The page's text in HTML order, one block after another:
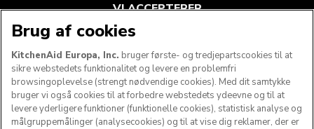
VI ACCEPTERER
FØLG OS
Brug af cookies
KitchenAid Europa, Inc. bruger første- og tredjepartscookies til at
sikre webstedets funktionalitet og levere en problemfri
browsingoplevelse (strengt nødvendige cookies). Med dit samtykke
bruger vi også cookies til at forbedre webstedets ydeevne og til at
levere yderligere funktioner (funktionelle cookies), statistisk analyse og
målgruppemålinger (analysecookies) og til at vise dig reklamer, der er